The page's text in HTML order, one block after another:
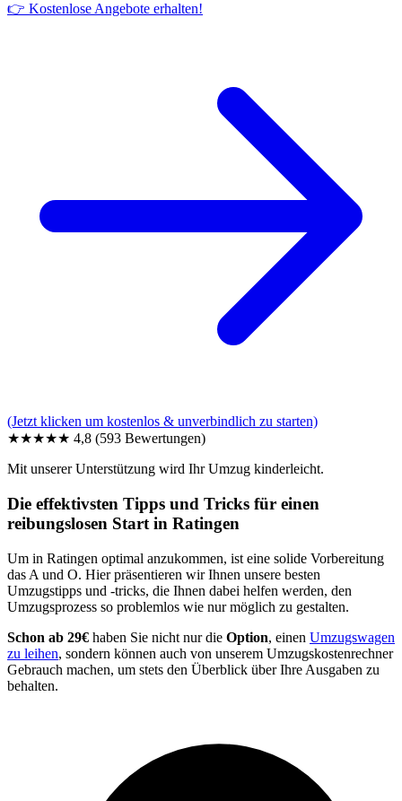
👉 Kostenlose Angebote erhalten!
(Jetzt klicken um kostenlos & unverbindlich zu starten)
★★★★★ 4,8 (593 Bewertungen)
Mit unserer Unterstützung wird Ihr Umzug kinderleicht.
Die effektivsten Tipps und Tricks für einen
reibungslosen Start in Ratingen
Um in Ratingen optimal anzukommen, ist eine solide Vorbereitung
das A und O. Hier präsentieren wir Ihnen unsere besten
Umzugstipps und -tricks, die Ihnen dabei helfen werden, den
Umzugsprozess so problemlos wie nur möglich zu gestalten.
Schon ab 29€ haben Sie nicht nur die Option, einen Umzugswagen
zu leihen, sondern können auch von unserem Umzugskostenrechner
Gebrauch machen, um stets den Überblick über Ihre Ausgaben zu
behalten.